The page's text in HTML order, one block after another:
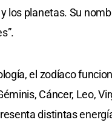
y los planetas. Su
el zodíaco
Cáncer, Leo,
distintas